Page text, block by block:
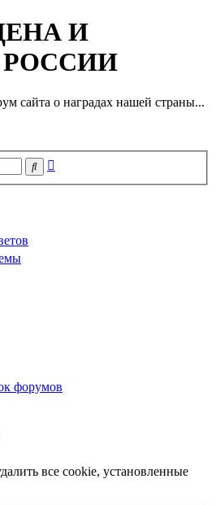
И
сайта о наградах нашей страны...
Поиск
форумов
все cookie, установленные